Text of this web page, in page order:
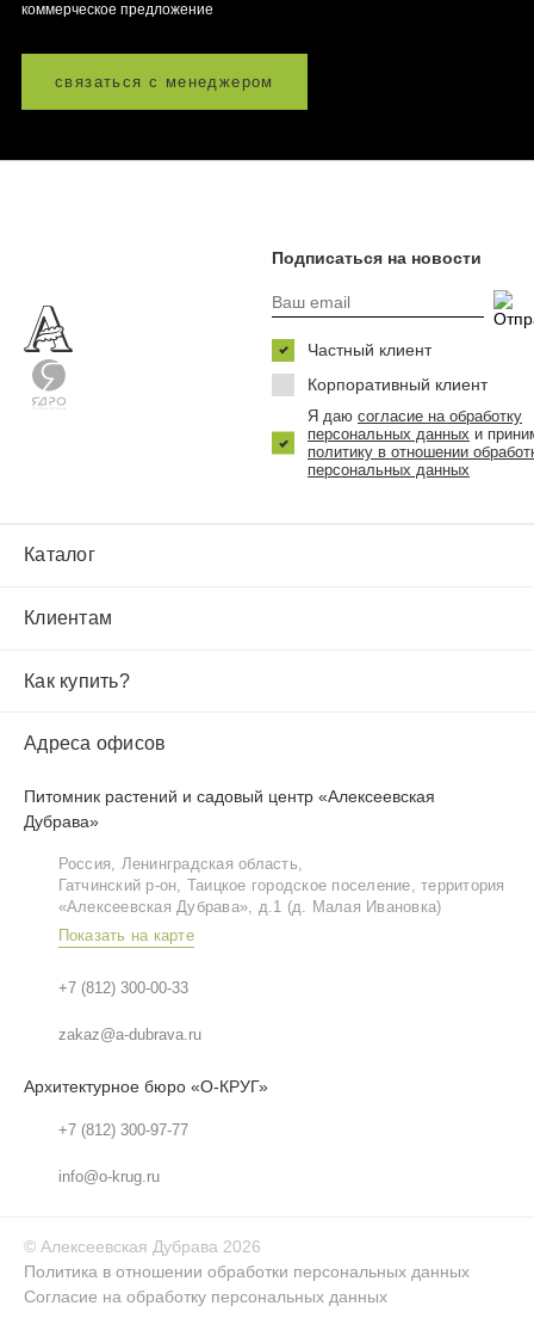
коммерческое предложение
связаться с менеджером
Каталог
Клиентам
Как купить?
Адреса офисов
Питомник растений и садовый центр «Алексеевская
Дубрава»
Россия, Ленинградская область,
Гатчинский р‑он, Таицкое городское поселение, территория
«Алексеевская Дубрава», д.1 (д. Малая Ивановка)
Показать на карте
+7 (812) 300-00-33
zakaz@a-dubrava.ru
Архитектурное бюро «О-КРУГ»
+7 (812) 300-97-77
info@o-krug.ru
Подписаться на новости
Частный клиент
Корпоративный клиент
Я даю согласие на обработку
персональных данных и
политику в отношении
персональных данных
© Алексеевская Дубрава 2026
Политика в отношении обработки персональных данных
Согласие на обработку персональных данных